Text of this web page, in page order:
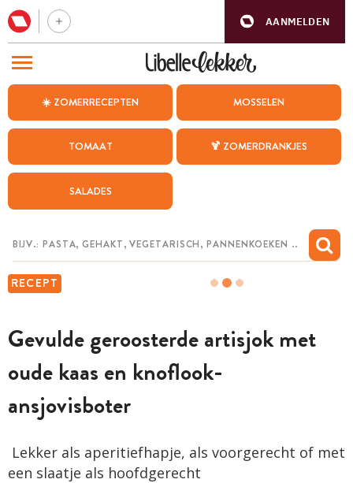
AANMELDEN
☀️ ZOMERRECEPTEN MOSSELEN
TOMAAT 🍹 ZOMERDRANKJES
SALADES
RECEPT
Gevulde geroosterde artisjok met
oude kaas en knoflook-
ansjovisboter
Lekker als aperitiefhapje, als voorgerecht of met
een slaatje als hoofdgerecht
BEZOEK ONZE ANDERE WEBSITES
WEEKMENU
CHAT MET MAIA
MIJN BEWAARDE RECEPTEN